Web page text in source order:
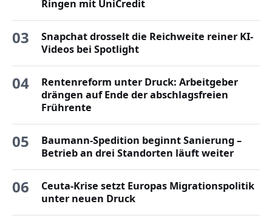
Ringen mit UniCredit
03
Snapchat drosselt die Reichweite reiner KI-
Videos bei Spotlight
04
Rentenreform unter Druck: Arbeitgeber
drängen auf Ende der abschlagsfreien
Frührente
05
Baumann-Spedition beginnt Sanierung –
Betrieb an drei Standorten läuft weiter
06
Ceuta-Krise setzt Europas Migrationspolitik
unter neuen Druck